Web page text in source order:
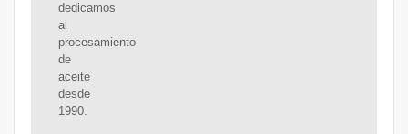
dedicamos
al
procesamiento
de
aceite
desde
1990.